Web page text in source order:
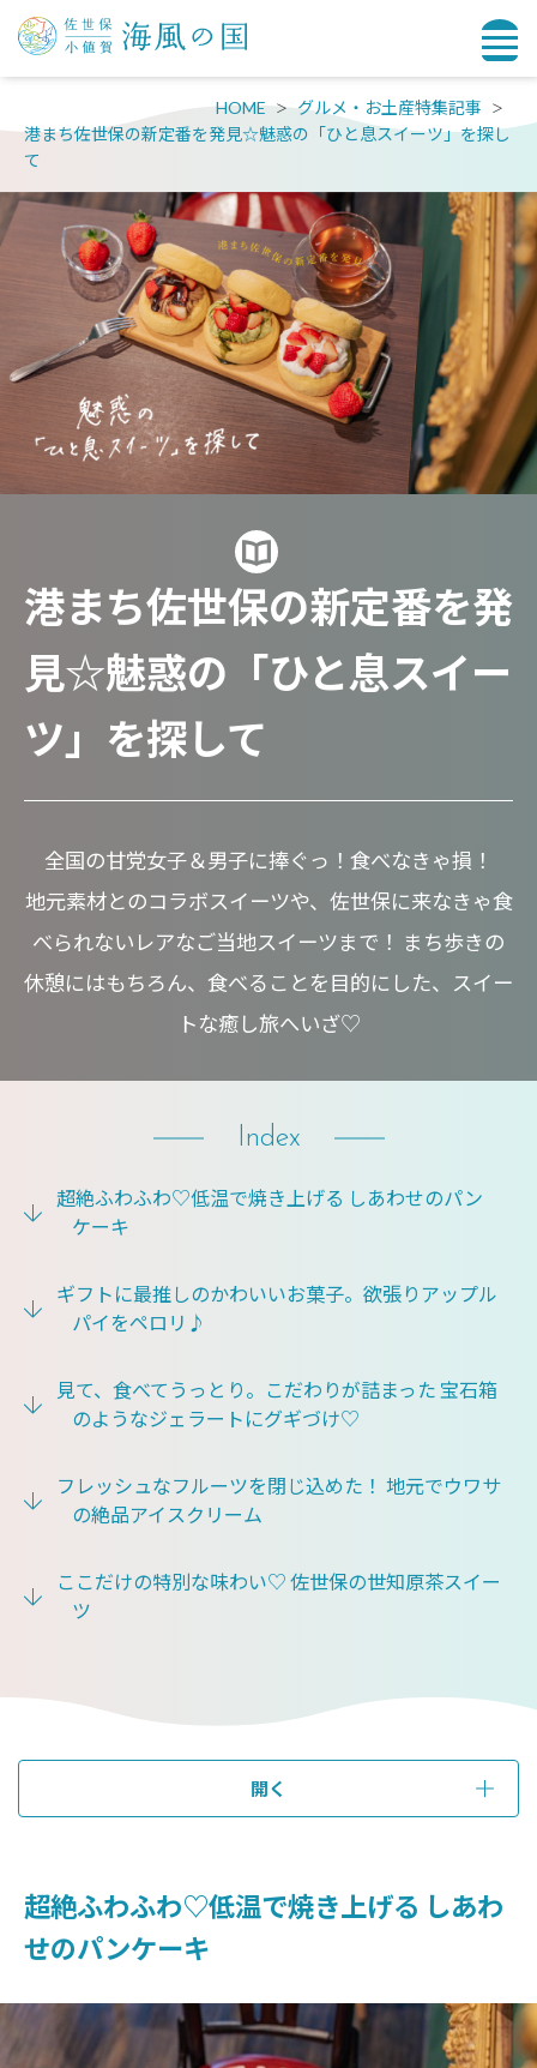
HOME
グルメ・お土産特集記事
港まち佐世保の新定番を発見☆魅惑の「ひと息スイーツ」を探し
て
港まち佐世保の新定番を発
見☆魅惑の「ひと息スイー
ツ」を探して
全国の甘党女子＆男子に捧ぐっ！食べなきゃ損！
地元素材とのコラボスイーツや、佐世保に来なきゃ食
べられないレアなご当地スイーツまで！ まち歩きの
休憩にはもちろん、食べることを目的にした、スイー
トな癒し旅へいざ♡
開く
Index
超絶ふわふわ♡低温で焼き上げる しあわせのパン
ケーキ
ギフトに最推しのかわいいお菓子。欲張りアップル
パイをペロリ♪
見て、食べてうっとり。こだわりが詰まった 宝石箱
のようなジェラートにグギづけ♡
フレッシュなフルーツを閉じ込めた！ 地元でウワサ
の絶品アイスクリーム
ここだけの特別な味わい♡ 佐世保の世知原茶スイー
ツ
超絶ふわふわ♡低温で焼き上げる しあわ
せのパンケーキ